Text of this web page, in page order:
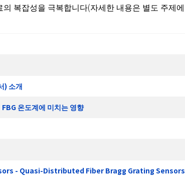
복잡성을 극복합니다(자세한 내용은 별도 주제에
) 소개
온도계에 미치는 영향
- Quasi-Distributed Fiber Bragg Grating Sensors